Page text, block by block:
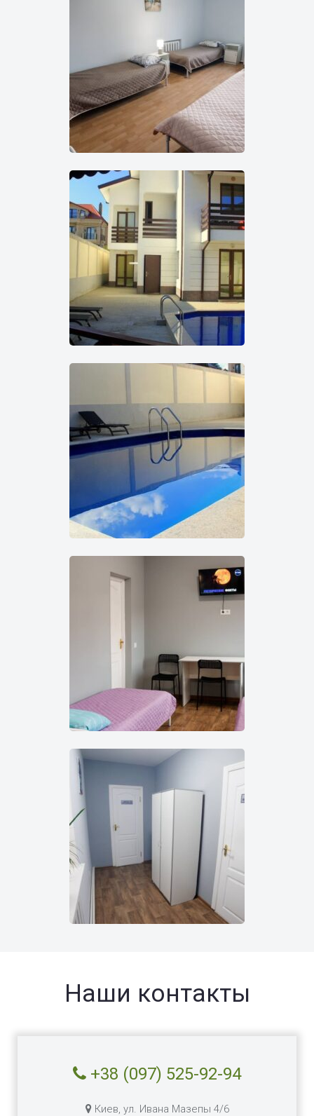
Наши контакты
+38 (097) 525-92-94
Киев, ул. Ивана Мазепы 4/6